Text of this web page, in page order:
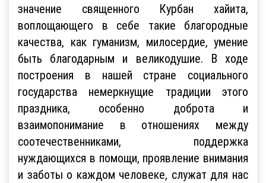
значение священного Курбан хайита,
воплощающего в себе такие благородные
качества, как гуманизм, милосердие, умение
быть благодарным и великодушие. В ходе
построения в нашей стране социального
государства немеркнущие традиции этого
праздника, особенно доброта и
взаимопонимание в отношениях между
соотечественниками, поддержка
нуждающихся в помощи, проявление внимания
и заботы о каждом человеке, служат для нас